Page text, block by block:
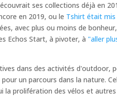
ses collections déjà en
en 2019, ou le Tshirt était mis
avec plus ou moins de
Echos Start, à pivoter, à "aller
dans des activités d'outdoor,
un parcours dans la nature.
prolifération des vélos et autres